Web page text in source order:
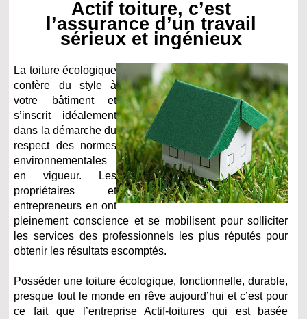
Actif toiture, c’est
l’assurance d’un travail
sérieux et ingénieux
La toiture écologique
confère du style à
votre bâtiment et
s’inscrit idéalement
dans la démarche du
respect des normes
environnementales
en vigueur. Les
propriétaires et
entrepreneurs en ont
pleinement conscience et se mobilisent pour solliciter
les services des professionnels les plus réputés pour
obtenir les résultats escomptés.
Posséder une toiture écologique, fonctionnelle, durable,
presque tout le monde en rêve aujourd’hui et c’est pour
ce fait que l’entreprise Actif-toitures qui est basée